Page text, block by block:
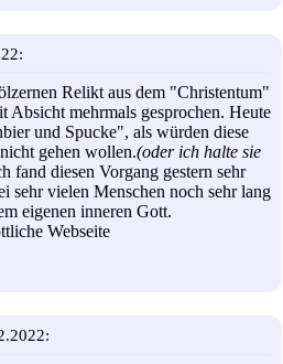
Relikt aus dem "Christentum"
Absicht mehrmals gesprochen. Heute
und Spucke", als würden diese
gehen wollen.(oder ich halte sie
fand diesen Vorgang gestern sehr
sehr vielen Menschen noch sehr lang
eigenen inneren Gott.
Webseite